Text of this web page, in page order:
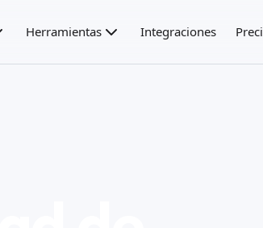
Herramientas Integraciones